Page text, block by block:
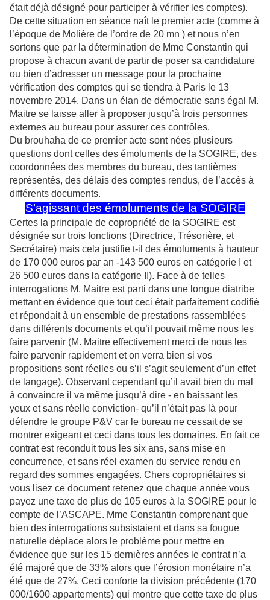
était déjà désigné pour participer à vérifier les comptes).
De cette situation en séance naît le premier acte (comme à
l’époque de Molière de l’ordre de 20 mn ) et nous n’en
sortons que par la détermination de Mme Constantin qui
propose à chacun avant de partir de poser sa candidature
ou bien d’adresser un message pour la prochaine
vérification des comptes qui se tiendra à Paris le 13
novembre 2014. Dans un élan de démocratie sans égal M.
Maitre se laisse aller à proposer jusqu’à trois personnes
externes au bureau pour assurer ces contrôles.
Du brouhaha de ce premier acte sont nées plusieurs
questions dont celles des émoluments de la SOGIRE, des
coordonnées des membres du bureau, des tantièmes
représentés, des délais des comptes rendus, de l’accès à
différents documents.
S’agissant des émoluments de la SOGIRE
Certes la principale de copropriété de la SOGIRE est
désignée sur trois fonctions (Directrice, Trésorière, et
Secrétaire) mais cela justifie t-il des émoluments à hauteur
de 170 000 euros par an -143 500 euros en catégorie I et
26 500 euros dans la catégorie II). Face à de telles
interrogations M. Maitre est parti dans une longue diatribe
mettant en évidence que tout ceci était parfaitement codifié
et répondait à un ensemble de prestations rassemblées
dans différents documents et qu’il pouvait même nous les
faire parvenir (M. Maitre effectivement merci de nous les
faire parvenir rapidement et on verra bien si vos
propositions sont réelles ou s’il s’agit seulement d’un effet
de langage). Observant cependant qu’il avait bien du mal
à convaincre il va même jusqu’à dire - en baissant les
yeux et sans réelle conviction- qu’il n’était pas là pour
défendre le groupe P&V car le bureau ne cessait de se
montrer exigeant et ceci dans tous les domaines. En fait ce
contrat est reconduit tous les six ans, sans mise en
concurrence, et sans réel examen du service rendu en
regard des sommes engagées. Chers copropriétaires si
vous lisez ce document retenez que chaque année vous
payez une taxe de plus de 105 euros à la SOGIRE pour le
compte de l’ASCAPE. Mme Constantin comprenant que
bien des interrogations subsistaient et dans sa fougue
naturelle déplace alors le problème pour mettre en
évidence que sur les 15 dernières années le contrat n’a
été majoré que de 33% alors que l’érosion monétaire n’a
été que de 27%. Ceci conforte la division précédente (170
000/1600 appartements) qui montre que cette taxe de plus